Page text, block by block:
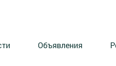
Объявления